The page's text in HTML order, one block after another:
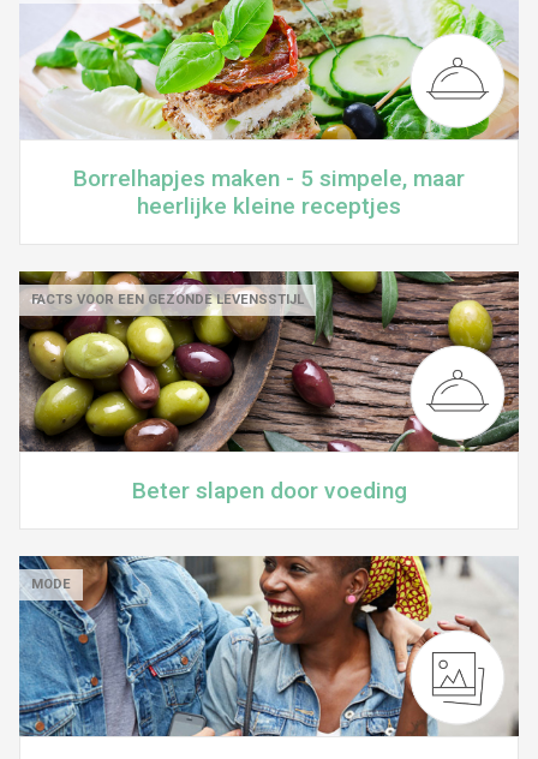
Borrelhapjes maken - 5 simpele, maar
heerlijke kleine receptjes
FACTS VOOR EEN GEZONDE LEVENSSTIJL
Beter slapen door voeding
MODE